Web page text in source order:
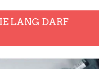
LANG DARF